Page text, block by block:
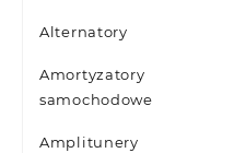
Alternatory
Amortyzatory
samochodowe
Amplitunery